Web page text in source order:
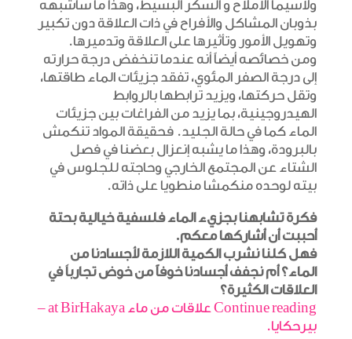
ولاسيما الأملاح و السكر البسيط، وهذا ما سأشبهه
بذوبان المشاكل والأفراح في ذات العلاقة دون تكبير
وتهويل الأمور وتأثيرها على العلاقة وتدميرها.
ومن خصائصه أيضاً أنه عندما تنخفض درجة حرارته
إلى درجة الصفر المئوي، تفقد جزيئات الماء طاقتها،
وتقل حركتها، ويزيد ترابطها بالروابط
الهيدروجينية، بما يزيد من الفراغات بين جزيئات
الماء كما في حالة الجليد. فحقيقة المواد تنكمش
بالبرودة، وهذا ما يشبه إنعزال بعضنا في فصل
الشتاء عن المجتمع الخارجي وحاجته للجلوس في
بيته لوحده منكمشا منطويا على ذاته.
فكرة تشابهنا بجزيء الماء فلسفية خيالية بحتة
أحببت أن أشاركها معكم.
فهل كلنا نشرب الكمية اللازمة لأجسادنا من
الماء؟ أم نجفف أجسادنا خوفاً من خوض تجارباَ في
العلاقات الكثيرة؟
Continue reading علاقات من ماء at BirHakaya –
بيرحكايا.